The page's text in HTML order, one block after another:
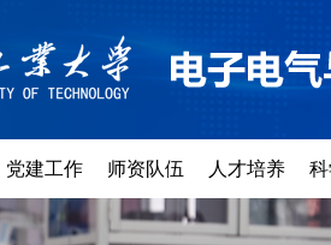
党建工作 师资队伍 人才培养